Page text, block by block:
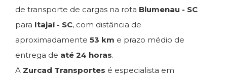
de transporte de cargas na rota Blumenau - SC
para Itajaí - SC, com distância de
aproximadamente 53 km e prazo médio de
entrega de até 24 horas.
A Zurcad Transportes é especialista em